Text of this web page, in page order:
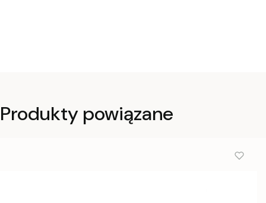
Produkty powiązane